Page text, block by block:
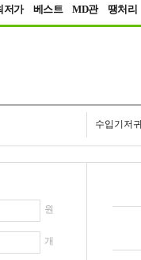
저가 베스트 MD관 땡처리
수입기저귀
원
개